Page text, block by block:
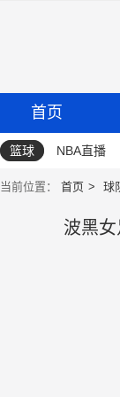
首页
篮球 NBA直播
当前位置： 首页 球
波黑